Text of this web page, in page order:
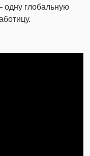
глобальную